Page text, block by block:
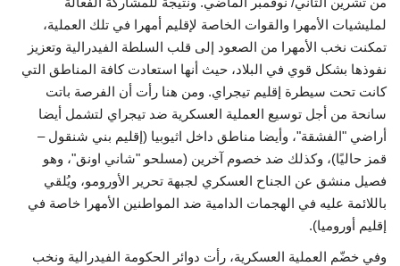
لمليشيات الأمهرا والقوات الخاصة لإقليم أمهرا في تلك العملية،
تمكنت نخب الأمهرا من الصعود إلى قلب السلطة الفيدرالية وتعزيز
نفوذها بشكل قوي في البلاد، حيث أنها استعادت كافة المناطق التي
كانت تحت سيطرة إقليم تيجراي. ومن هنا رأت أن الفرصة باتت
سانحة من أجل توسيع العملية العسكرية ضد تيجراي لتشمل أيضا
أراضي "الفشقة"، وأيضا مناطق داخل اثيوبيا (إقليم بني شنقول –
قمز حاليًا)، وكذلك ضد خصوم آخرين (مسلحو "شاني اونق"، وهو
فصيل منشق عن الجناح العسكري لجبهة تحرير الأورومو، ويُلقي
باللائمة عليه في الهجمات الدامية ضد المواطنين الأمهرا خاصة في
إقليم أوروميا).
وفي خضّم العملية العسكرية، رأت دوائر الحكومة الفيدرالية ونخب